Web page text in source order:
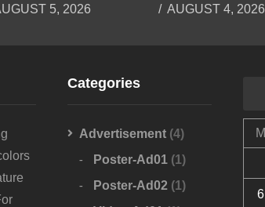
5, 2026
AUGUST 4, 2026
Categories
Advertisement (4)
Poster-Ad01 (1)
Poster-Ad02 (1)
M
6